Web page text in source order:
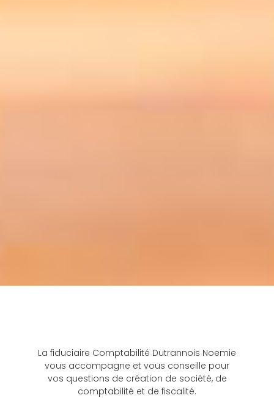
La fiduciaire Comptabilité Dutrannois Noemie
vous accompagne et vous conseille pour
vos questions de création de société, de
comptabilité et de fiscalité.